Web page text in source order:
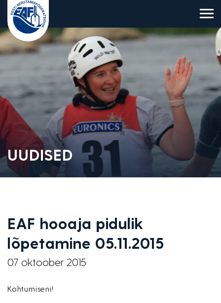
Eesti Aerutamisföderatsioon
UUDISED
EAF hooaja pidulik
lõpetamine 05.11.2015
07 oktoober 2015
Kohtumiseni!